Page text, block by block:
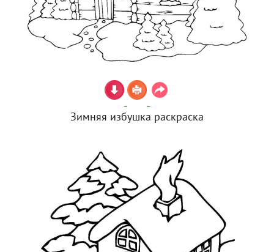
Зимняя избушка раскраска